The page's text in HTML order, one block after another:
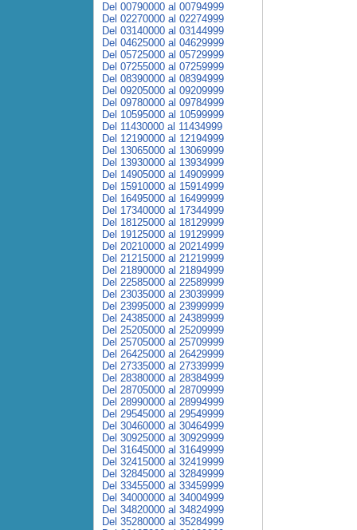
Del 00790000 al 00794999
Del 02270000 al 02274999
Del 03140000 al 03144999
Del 04625000 al 04629999
Del 05725000 al 05729999
Del 07255000 al 07259999
Del 08390000 al 08394999
Del 09205000 al 09209999
Del 09780000 al 09784999
Del 10595000 al 10599999
Del 11430000 al 11434999
Del 12190000 al 12194999
Del 13065000 al 13069999
Del 13930000 al 13934999
Del 14905000 al 14909999
Del 15910000 al 15914999
Del 16495000 al 16499999
Del 17340000 al 17344999
Del 18125000 al 18129999
Del 19125000 al 19129999
Del 20210000 al 20214999
Del 21215000 al 21219999
Del 21890000 al 21894999
Del 22585000 al 22589999
Del 23035000 al 23039999
Del 23995000 al 23999999
Del 24385000 al 24389999
Del 25205000 al 25209999
Del 25705000 al 25709999
Del 26425000 al 26429999
Del 27335000 al 27339999
Del 28380000 al 28384999
Del 28705000 al 28709999
Del 28990000 al 28994999
Del 29545000 al 29549999
Del 30460000 al 30464999
Del 30925000 al 30929999
Del 31645000 al 31649999
Del 32415000 al 32419999
Del 32845000 al 32849999
Del 33455000 al 33459999
Del 34000000 al 34004999
Del 34820000 al 34824999
Del 35280000 al 35284999